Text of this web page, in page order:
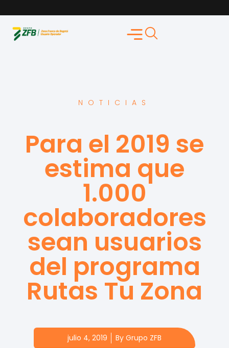
NOTICIAS
Para el 2019 se
estima que
1.000
colaboradores
sean usuarios
del programa
Rutas Tu Zona
julio 4, 2019 ByGrupo ZFB